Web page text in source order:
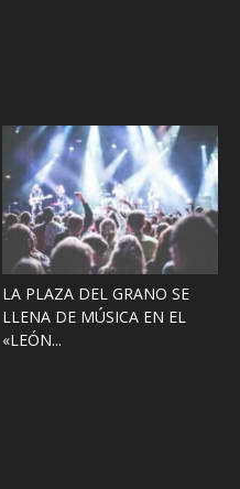
LA PLAZA DEL GRANO SE
LLENA DE MÚSICA EN EL
«LEÓN...